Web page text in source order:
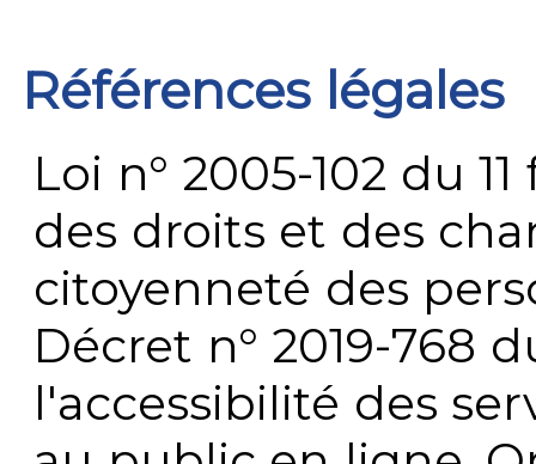
Références légales
Loi n° 2005-102 du
des droits et des
citoyenneté des
Décret n° 2019-768
l'accessibilité des